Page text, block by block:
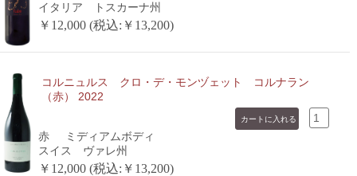
イタリア トスカーナ州
￥12,000 (税込:￥13,200)
コルニュルス クロ・デ・モンヅェット コルナラン
（赤） 2022
赤
ミディアムボディ
スイス ヴァレ州
￥12,000 (税込:￥13,200)